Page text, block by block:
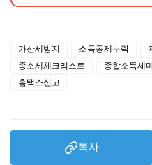
가산세방지 소득공제누락
종소세체크리스트
종합소득세
홈택스신고
복사